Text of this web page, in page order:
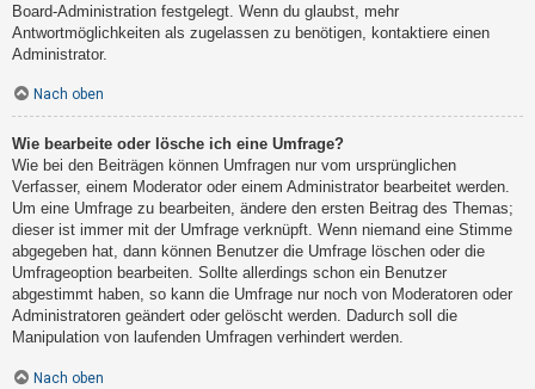
Board-Administration festgelegt. Wenn du glaubst, mehr
Antwortmöglichkeiten als zugelassen zu benötigen, kontaktiere einen
Administrator.
Nach oben
Wie bearbeite oder lösche ich eine Umfrage?
Wie bei den Beiträgen können Umfragen nur vom ursprünglichen
Verfasser, einem Moderator oder einem Administrator bearbeitet werden.
Um eine Umfrage zu bearbeiten, ändere den ersten Beitrag des Themas;
dieser ist immer mit der Umfrage verknüpft. Wenn niemand eine Stimme
abgegeben hat, dann können Benutzer die Umfrage löschen oder die
Umfrageoption bearbeiten. Sollte allerdings schon ein Benutzer
abgestimmt haben, so kann die Umfrage nur noch von Moderatoren oder
Administratoren geändert oder gelöscht werden. Dadurch soll die
Manipulation von laufenden Umfragen verhindert werden.
Nach oben